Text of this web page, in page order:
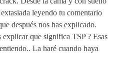
leyendo tu comentario
después nos has explicado.
explicar que significa TSP ? Esas
La haré cuando haya